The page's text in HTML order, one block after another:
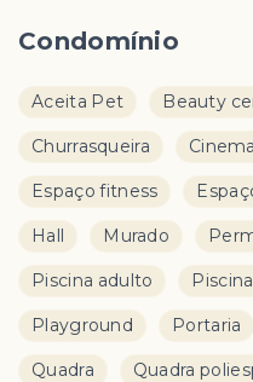
Condomínio
Aceita Pet Beauty
Churrasqueira Cinema
Espaço fitness
Hall Murado
Piscina adulto
Playground Portaria
Quadra Quadra